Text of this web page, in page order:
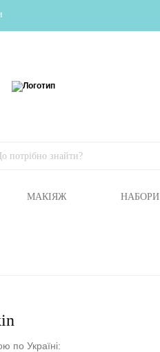
МАКІЯЖ НАБОРИ
по Україні: